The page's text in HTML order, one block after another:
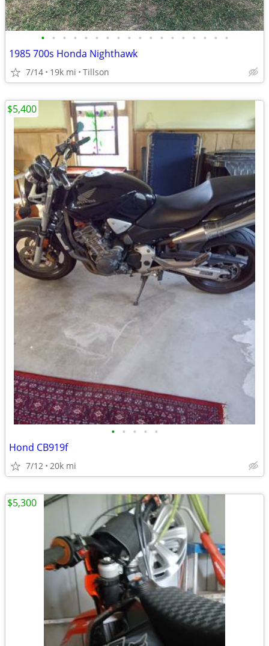
• • • • • • • • • • • • • • • • • •
1985 700s Honda Nighthawk
7/14 19k mi Tillson
• • • • •
Hond CB919f
7/12 20k mi
$5,400
$5,300